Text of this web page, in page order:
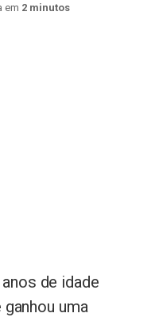
em 2 minutos
de idade
uma